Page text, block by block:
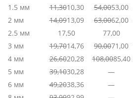
1.5 мм
11,3010,30 54,0053,00
2 мм
14,0913,09 63,0062,00
2.5 мм
17,50 77,00
3 мм
19,7014,76 90,0071,00
4 мм
26,6020,28 108,0085,40
5 мм
39,1030,28 —
6 мм
49,2038,36 —